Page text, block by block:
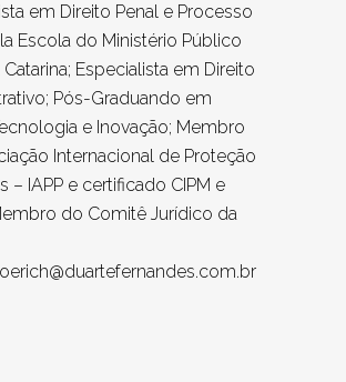
em Direito Penal e Processo
Escola do Ministério Público
Catarina; Especialista em Direito
Pós-Graduando em
e Inovação; Membro
Internacional de Proteção
– IAPP e certificado CIPM e
do Comitê Jurídico da